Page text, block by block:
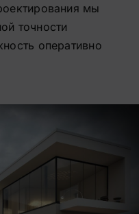
мы
точности
оперативно